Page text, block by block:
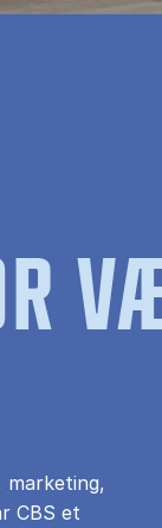
marketing,
CBS et